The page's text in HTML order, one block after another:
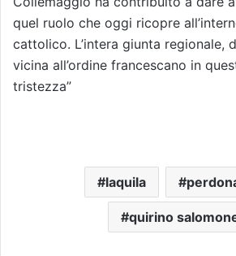
quel ruolo che oggi ricopre
cattolico. L’intera giunta regionale,
vicina all’ordine francescano in
tristezza”
laquila
quirino